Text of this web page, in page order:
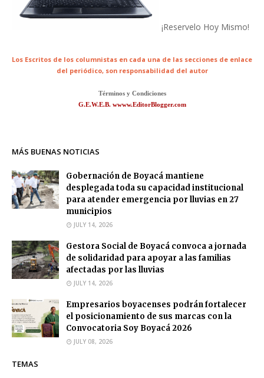
¡Reservelo Hoy Mismo!
Los Escritos de los columnistas en cada una de las secciones de enlace
del periódico, son responsabilidad del autor
Términos y Condiciones
G.E.W.E.B. wwww.EditorBlogger.com
MÁS BUENAS NOTICIAS
Gobernación de Boyacá mantiene
desplegada toda su capacidad institucional
para atender emergencia por lluvias en 27
municipios
JULY 14, 2026
Gestora Social de Boyacá convoca a jornada
de solidaridad para apoyar a las familias
afectadas por las lluvias
JULY 14, 2026
Empresarios boyacenses podrán fortalecer
el posicionamiento de sus marcas con la
Convocatoria Soy Boyacá 2026
JULY 08, 2026
TEMAS